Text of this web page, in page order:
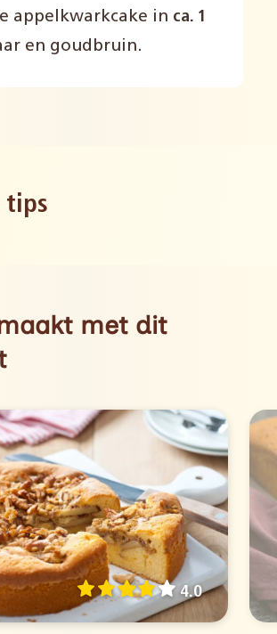
appelkwarkcake in ca. 1
en goudbruin.
tips
met dit
4.0